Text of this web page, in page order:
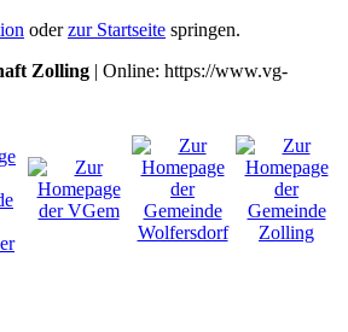
oderzur Startseite springen.
Zolling | Online: https://www.vg-